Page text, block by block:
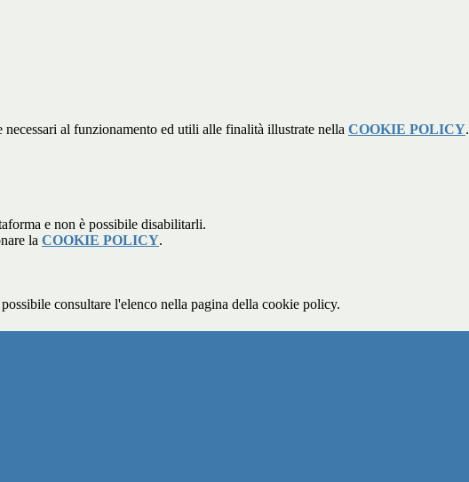
al funzionamento ed utili alle finalità illustrate nella COOKIE POLICY.
e non è possibile disabilitarli.
la COOKIE POLICY.
consultare l'elenco nella pagina della cookie policy.